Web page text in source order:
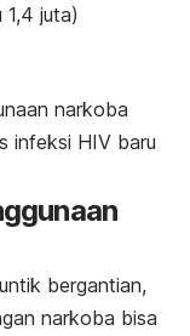
juta)
narkoba
infeksi HIV baru
bergantian,
narkoba bisa